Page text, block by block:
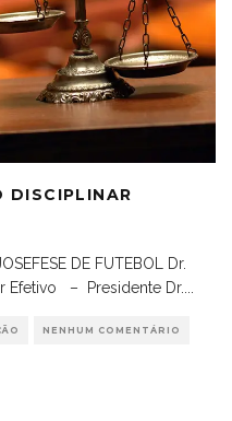
DISCIPLINAR
DE FUTEBOL Dr.
Efetivo – Presidente Dr.
NENHUM COMENTÁRIO